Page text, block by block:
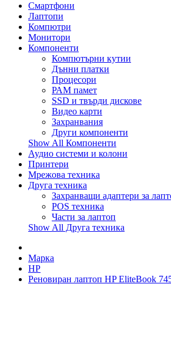
Смартфони
Лаптопи
Компютри
Монитори
Компоненти
Компютърни кутии
Дънни платки
Процесори
РАМ памет
SSD и твърди дискове
Видео карти
Захранвания
Други компоненти
Show All Компоненти
Аудио системи и колони
Принтери
Мрежова техника
Друга техника
Захранващи адаптери за
POS техника
Части за лаптоп
Show All Друга техника
Марка
HP
Реновиран лаптоп HP EliteBook